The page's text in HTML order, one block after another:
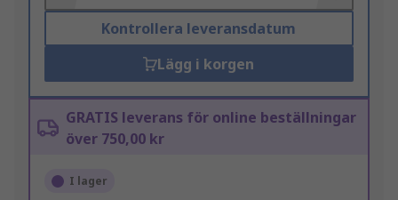
Kontrollera leveransdatum
Lägg i korgen
GRATIS leverans för online beställningar
över 750,00 kr
I lager